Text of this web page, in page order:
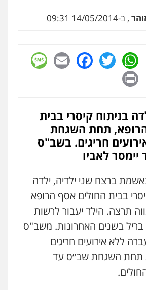
, ב-14/05/2014 09:31
WhatsApp
Twitter
Facebook
Email
בניתוח קיסרי בבית
תחת השגחת
חריגים. בשב"ס
יימסר לאביו
ברצח שני ילדיה, ילדה
בבית החולים אסף הרופא
תרצה. הילד יעבור לרשות
בריל בשנים האחרונות. משב"ס
ללא אירועים חריגים
תחת השגחת שב״ס עד